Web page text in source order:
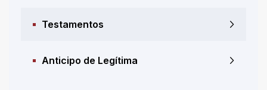
Testamentos
Anticipo de Legítima